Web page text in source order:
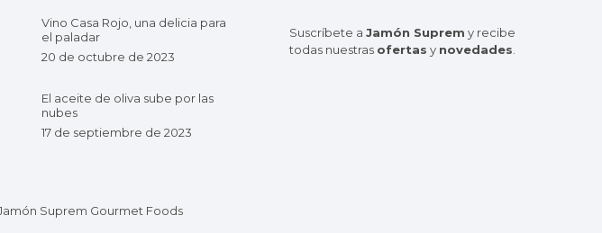
Vino Casa Rojo, una delicia para
el paladar
20 de octubre de 2023
El aceite de oliva sube por las
nubes
17 de septiembre de 2023
Suscríbete a Jamón Suprem y recibe
todas nuestras ofertas y novedades